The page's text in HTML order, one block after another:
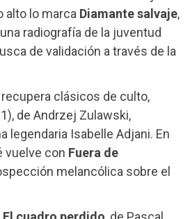
alto lo marca Diamante salvaje,
radiografía de la juventud
de validación a través de la
clásicos de culto,
de Andrzej Zulawski,
legendaria Isabelle Adjani. En
vuelve con Fuera de
melancólica sobre el